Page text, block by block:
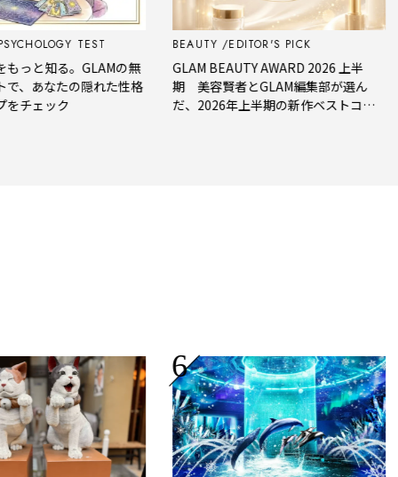
TEST
知る。GLAMの無
なたの隠れた性格
ック
BEAUTY EDITOR'S PICK
GLAM BEAUTY AWARD 2026 上半
期 美容賢者とGLAM編集部が選ん
だ、2026年上半期の新作ベストコス